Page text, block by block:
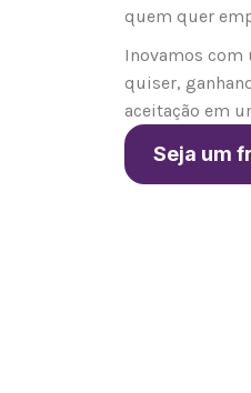
quem quer
Inovamos com
quiser,
aceitação em
Seja um